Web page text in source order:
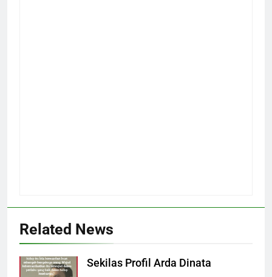
Related News
Sekilas Profil Arda Dinata